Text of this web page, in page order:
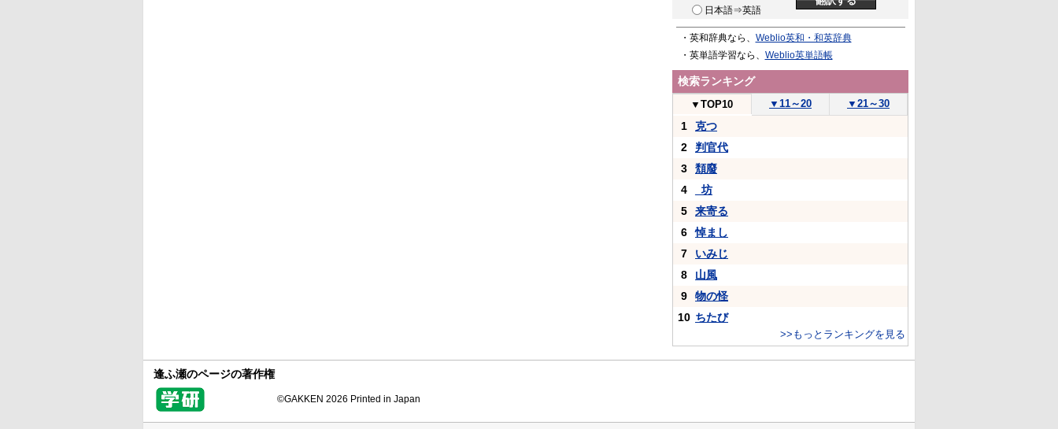
日本語⇒英語
・英和辞典なら、 Weblio英和・和英辞典
・英単語学習なら、 Weblio英単語帳
検索ランキング
▼ TOP10 ▼ 11～20 ▼ 21～30
1
克つ
2
判官代
3
頽廢
4
_坊
5
来寄る
6
悼まし
7
いみじ
8
山風
9
物の怪
10 ちたび
>>もっとランキングを見る
逢ふ瀬のページの著作権
©GAKKEN 2026 Printed in Japan